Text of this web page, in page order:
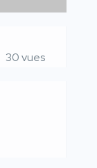
30 vues